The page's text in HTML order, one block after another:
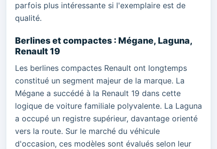
parfois plus intéressante si l'exemplaire est de
qualité.
Berlines et compactes : Mégane, Laguna,
Renault 19
Les berlines compactes Renault ont longtemps
constitué un segment majeur de la marque. La
Mégane a succédé à la Renault 19 dans cette
logique de voiture familiale polyvalente. La Laguna
a occupé un registre supérieur, davantage orienté
vers la route. Sur le marché du véhicule
d'occasion, ces modèles sont évalués selon leur